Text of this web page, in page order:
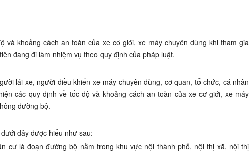
và khoảng cách an toàn của xe cơ giới, xe máy chuyên dùng khi tham gia
đang đi làm nhiệm vụ theo quy định của pháp luật.
lái xe, người điều khiển xe máy chuyên dùng, cơ quan, tổ chức, cá nhân
các quy định về tốc độ vàkhoảng cách an toàn của xe cơ giới, xe máy
hông đường bộ.
dưới đây được hiểu như sau:
cư là đoạn đường bộ nằm trong khu vực nội thành phố, nội thị xã, nội thị